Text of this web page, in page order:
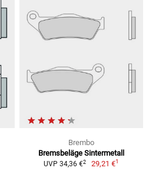
Brembo
Bremsbeläge Sintermetall
UVP 34,36 €2 29,21 €1